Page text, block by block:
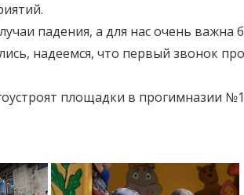
падения, а для нас очень важна
надеемся, что первый звонок
площадки в прогимназии №1